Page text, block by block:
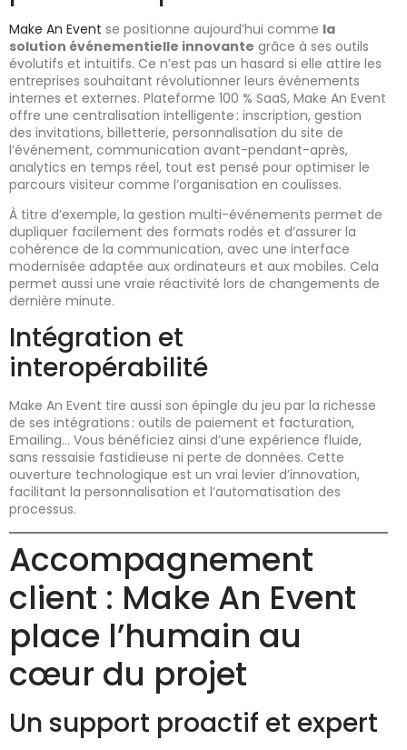
Make An Event se positionne aujourd’hui comme la
solution événementielle innovante grâce à ses outils
évolutifs et intuitifs. Ce n’est pas un hasard si elle attire les
entreprises souhaitant révolutionner leurs événements
internes et externes. Plateforme 100 % SaaS, Make An Event
offre une centralisation intelligente : inscription, gestion
des invitations, billetterie, personnalisation du site de
l’événement, communication avant-pendant-après,
analytics en temps réel, tout est pensé pour optimiser le
parcours visiteur comme l’organisation en coulisses.
À titre d’exemple, la gestion multi-événements permet de
dupliquer facilement des formats rodés et d’assurer la
cohérence de la communication, avec une interface
modernisée adaptée aux ordinateurs et aux mobiles. Cela
permet aussi une vraie réactivité lors de changements de
dernière minute.
Intégration et
interopérabilité
Make An Event tire aussi son épingle du jeu par la richesse
de ses intégrations : outils de paiement et facturation,
Emailing… Vous bénéficiez ainsi d’une expérience fluide,
sans ressaisie fastidieuse ni perte de données. Cette
ouverture technologique est un vrai levier d’innovation,
facilitant la personnalisation et l’automatisation des
processus.
Accompagnement
client : Make An Event
place l’humain au
cœur du projet
Un support proactif et expert